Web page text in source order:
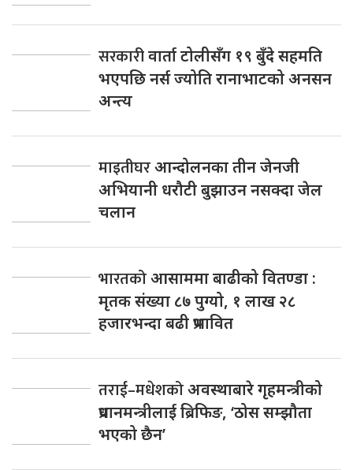
सरकारीवार्ता टोलीसँग १९ बुँदे सहमति
भएपछि नर्स ज्योति रानाभाटको अनसन
अन्त्य
माइतीघरआन्दोलनका तीन जेनजी
अभियानी धरौटी बुझाउन नसक्दा जेल
चलान
भारतकोआसाममा बाढीको वितण्डा :
मृतक संख्या ८७ पुग्यो, १ लाख २८
हजारभन्दा बढी प्रभावित
तराई–मधेशकोअवस्थाबारे गृहमन्त्रीको
प्रधानमन्त्रीलाई ब्रिफिङ, ‘ठोस सम्झौता
भएको छैन’